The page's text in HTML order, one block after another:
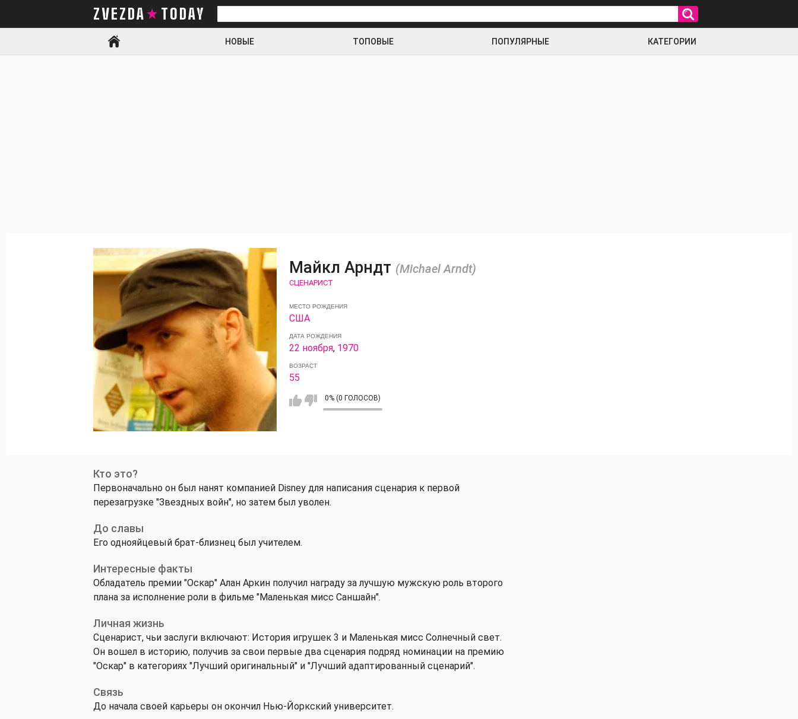
ZVEZDA TODAY
Искать
НОВЫЕ ТОПОВЫЕ ПОПУЛЯРНЫЕ КАТЕГОРИИ
Майкл Арндт (Michael Arndt)
СЦЕНАРИСТ
МЕСТО РОЖДЕНИЯ
США
ДАТА РОЖДЕНИЯ
22 ноября, 1970
ВОЗРАСТ
55
0% (0 ГОЛОСОВ)
Кто это?
Первоначально он был нанят компанией Disney для написания сценария к первой
перезагрузке "Звездных войн", но затем был уволен.
До славы
Его однояйцевый брат-близнец был учителем.
Интересные факты
Обладатель премии "Оскар" Алан Аркин получил награду за лучшую мужскую роль второго
плана за исполнение роли в фильме "Маленькая мисс Саншайн".
Личная жизнь
Сценарист, чьи заслуги включают: История игрушек 3 и Маленькая мисс Солнечный свет.
Он вошел в историю, получив за свои первые два сценария подряд номинации на премию
"Оскар" в категориях "Лучший оригинальный" и "Лучший адаптированный сценарий".
Связь
До начала своей карьеры он окончил Нью-Йоркский университет.